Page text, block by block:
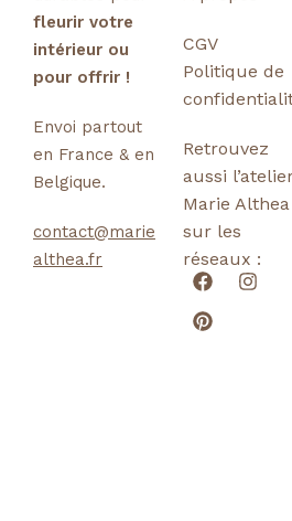
fleurir votre
intérieur ou
pour offrir !
Envoi partout
en France & en
Belgique.
contact@marie
althea.fr
CGV
Politique de
Retrouvez
aussi
Marie Althea
sur les
réseaux :